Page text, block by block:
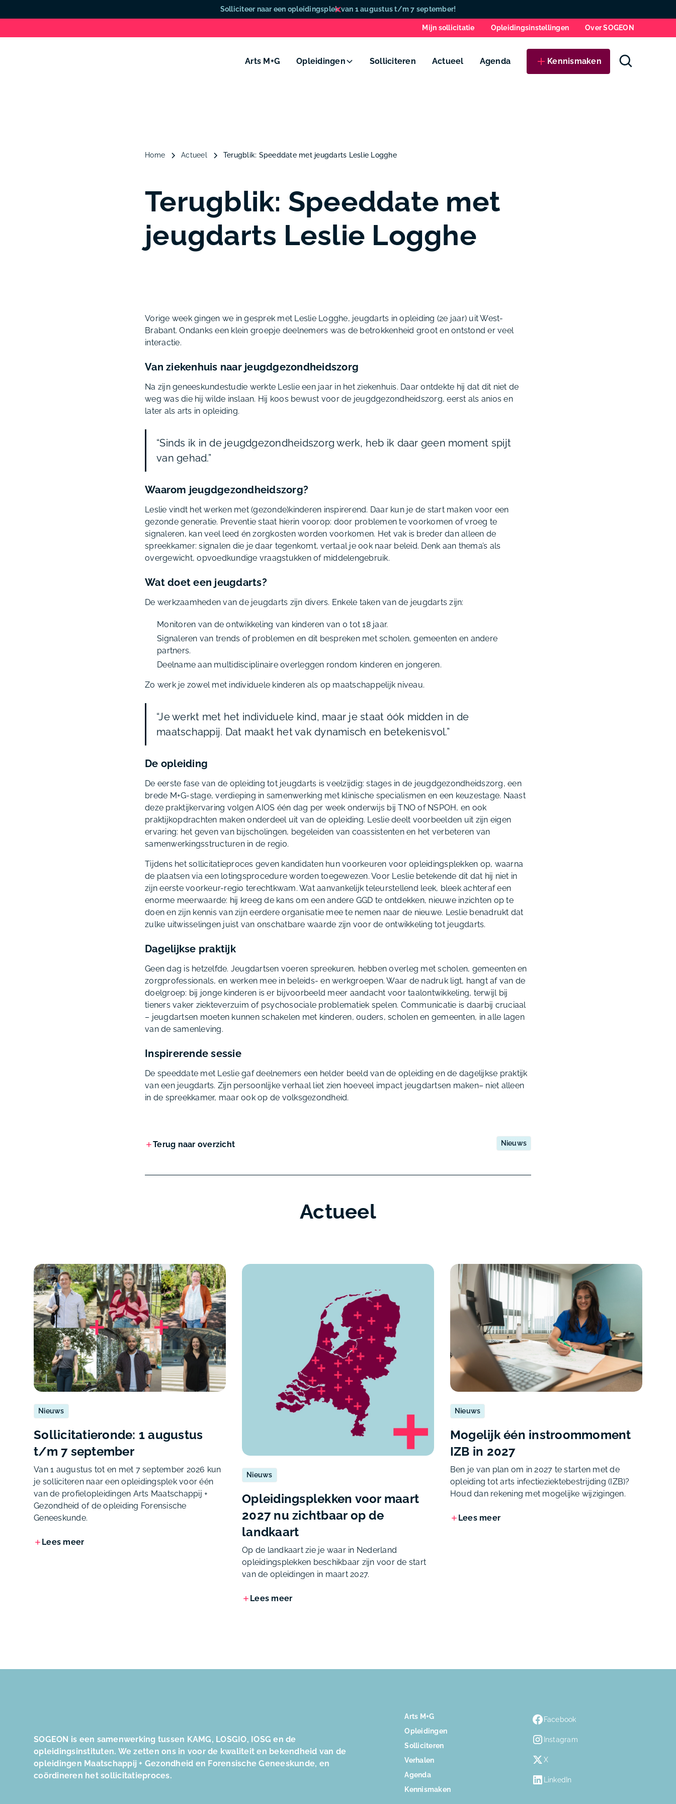
Solliciteer naar een opleidingsplek van 1 augustus t/m 7 september!
Mijn sollicitatie Opleidingsinstellingen Over SOGEON
Arts M+G Opleidingen Solliciteren Actueel Agenda Kennismaken
Home Actueel Terugblik: Speeddate met jeugdarts Leslie Logghe
Terugblik: Speeddate met
jeugdarts Leslie Logghe
Vorige week gingen we in gesprek met Leslie Logghe, jeugdarts in opleiding (2e jaar) uit West-
Brabant. Ondanks een klein groepje deelnemers was de betrokkenheid groot en ontstond er veel
interactie.
Van ziekenhuis naar jeugdgezondheidszorg
Na zijn geneeskundestudie werkte Leslie een jaar in het ziekenhuis. Daar ontdekte hij dat dit niet de
weg was die hij wilde inslaan. Hij koos bewust voor de jeugdgezondheidszorg, eerst als anios en
later als arts in opleiding.
“Sinds ik in de jeugdgezondheidszorg werk, heb ik daar geen moment spijt
van gehad.”
Waarom jeugdgezondheidszorg?
Leslie vindt het werken met (gezonde)kinderen inspirerend. Daar kun je de start maken voor een
gezonde generatie. Preventie staat hierin voorop: door problemen te voorkomen of vroeg te
signaleren, kan veel leed én zorgkosten worden voorkomen. Het vak is breder dan alleen de
spreekkamer: signalen die je daar tegenkomt, vertaal je ook naar beleid. Denk aan thema’s als
overgewicht, opvoedkundige vraagstukken of middelengebruik.
Wat doet een jeugdarts?
De werkzaamheden van de jeugdarts zijn divers. Enkele taken van de jeugdarts zijn:
Monitoren van de ontwikkeling van kinderen van 0 tot 18 jaar.
Signaleren van trends of problemen en dit bespreken met scholen, gemeenten en andere
partners.
Deelname aan multidisciplinaire overleggen rondom kinderen en jongeren.
Zo werk je zowel met individuele kinderen als op maatschappelijk niveau.
“Je werkt met het individuele kind, maar je staat óók midden in de
maatschappij. Dat maakt het vak dynamisch en betekenisvol.”
De opleiding
De eerste fase van de opleiding tot jeugdarts is veelzijdig: stages in de jeugdgezondheidszorg, een
brede M+G-stage, verdieping in samenwerking met klinische specialismen en een keuzestage. Naast
deze praktijkervaring volgen AIOS één dag per week onderwijs bij TNO of NSPOH, en ook
praktijkopdrachten maken onderdeel uit van de opleiding. Leslie deelt voorbeelden uit zijn eigen
ervaring: het geven van bijscholingen, begeleiden van coassistenten en het verbeteren van
samenwerkingsstructuren in de regio.
Tijdens het sollicitatieproces geven kandidaten hun voorkeuren voor opleidingsplekken op, waarna
de plaatsen via een lotingsprocedure worden toegewezen. Voor Leslie betekende dit dat hij niet in
zijn eerste voorkeur-regio terechtkwam. Wat aanvankelijk teleurstellend leek, bleek achteraf een
enorme meerwaarde: hij kreeg de kans om een andere GGD te ontdekken, nieuwe inzichten op te
doen en zijn kennis van zijn eerdere organisatie mee te nemen naar de nieuwe. Leslie benadrukt dat
zulke uitwisselingen juist van onschatbare waarde zijn voor de ontwikkeling tot jeugdarts.
Dagelijkse praktijk
Geen dag is hetzelfde. Jeugdartsen voeren spreekuren, hebben overleg met scholen, gemeenten en
zorgprofessionals, en werken mee in beleids- en werkgroepen. Waar de nadruk ligt, hangt af van de
doelgroep: bij jonge kinderen is er bijvoorbeeld meer aandacht voor taalontwikkeling, terwijl bij
tieners vaker ziekteverzuim of psychosociale problematiek spelen. Communicatie is daarbij cruciaal
– jeugdartsen moeten kunnen schakelen met kinderen, ouders, scholen en gemeenten, in alle lagen
van de samenleving.
Inspirerende sessie
De speeddate met Leslie gaf deelnemers een helder beeld van de opleiding en de dagelijkse praktijk
van een jeugdarts. Zijn persoonlijke verhaal liet zien hoeveel impact jeugdartsen maken– niet alleen
in de spreekkamer, maar ook op de volksgezondheid.
Terug naar overzicht Nieuws
Actueel
Nieuws
Sollicitatieronde: 1 augustus
t/m 7 september
Van 1 augustus tot en met 7 september 2026 kun
je solliciteren naar een opleidingsplek voor één
van de profielopleidingen Arts Maatschappij +
Gezondheid of de opleiding Forensische
Geneeskunde.
Lees meer
Nieuws
Opleidingsplekken voor maart
2027 nu zichtbaar op de
landkaart
Op de landkaart zie je waar in Nederland
opleidingsplekken beschikbaar zijn voor de start
van de opleidingen in maart 2027.
Lees meer
Nieuws
Mogelijk één instroommoment
IZB in 2027
Ben je van plan om in 2027 te starten met de
opleiding tot arts infectieziektebestrijding (IZB)?
Houd dan rekening met mogelijke wijzigingen.
Lees meer
SOGEON is een samenwerking tussen KAMG, LOSGIO, IOSG en de
opleidingsinstituten. We zetten ons in voor de kwaliteit en bekendheid van de
opleidingen Maatschappij + Gezondheid en Forensische Geneeskunde, en
coördineren het sollicitatieproces.
Arts M+G
Opleidingen
Solliciteren
Verhalen
Agenda
Kennismaken
Facebook
Instagram
X
LinkedIn